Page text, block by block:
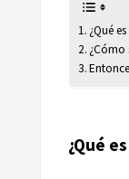
¿Qué
¿Cómo
¿Qué